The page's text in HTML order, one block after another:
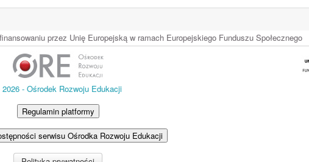
przez Unię Europejską w ramach Europejskiego Funduszu Społecznego
- Ośrodek Rozwoju Edukacji
Regulamin platformy
serwisu Ośrodka Rozwoju Edukacji